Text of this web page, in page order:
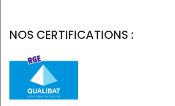
NOS CERTIFICATIONS :